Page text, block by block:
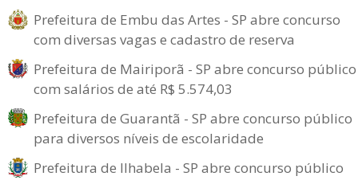
Prefeitura de Embu das Artes - SP abre concurso
com diversas vagas e cadastro de reserva
Prefeitura de Mairiporã - SP abre concurso público
com salários de até R$ 5.574,03
Prefeitura de Guarantã - SP abre concurso público
para diversos níveis de escolaridade
Prefeitura de Ilhabela - SP abre concurso público